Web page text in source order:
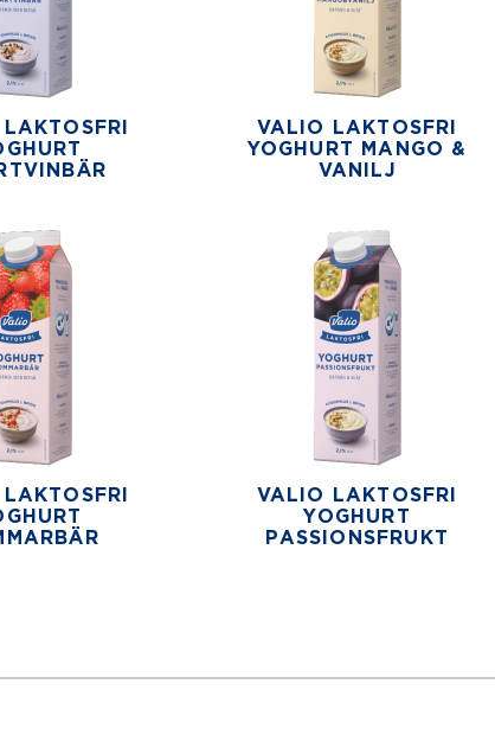
VALIO LAKTOSFRI
YOGHURT MANGO &
VANILJ
VALIO LAKTOSFRI
YOGHURT
PASSIONSFRUKT